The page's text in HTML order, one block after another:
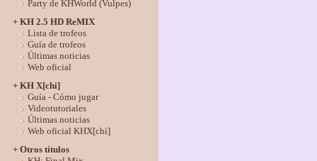
Party de KHWorld (Vulpes)
+ KH 2.5 HD ReMIX
Lista de trofeos
Guía de trofeos
Últimas noticias
Web oficial
+ KH X[chi]
Guía - Cómo jugar
Videotutoriales
Últimas noticias
Web oficial KHX[chi]
+ Otros títulos